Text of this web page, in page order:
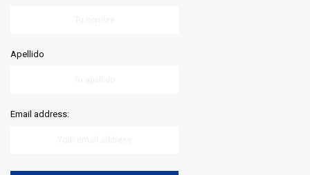
Apellido
Email address: